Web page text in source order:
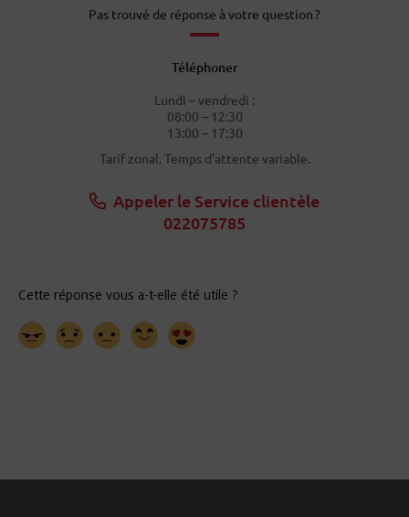
Pas trouvé de réponse à votre question ?
Téléphoner
Lundi – vendredi :
08:00 – 12:30
13:00 – 17:30
Tarif zonal. Temps d’attente variable.
Appeler le Service clientèle
022075785